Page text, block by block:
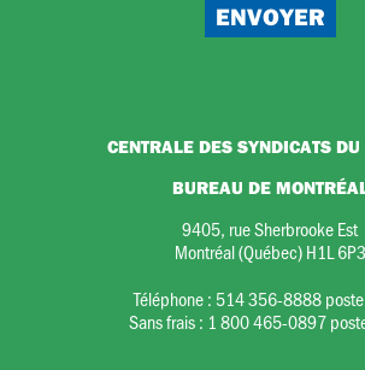
CENTRALE DES SYNDICATS DU
BUREAU DE
9405, rue Sherbrooke Est
Montréal (Québec) H1L 6P3
Téléphone : 514 356-8888
Sans frais : 1 800 465-0897